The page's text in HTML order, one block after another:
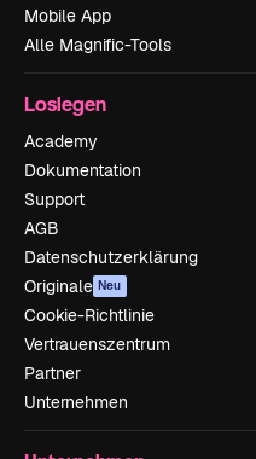
Mobile App
Alle Magnific-Tools
Loslegen
Academy
Dokumentation
Support
AGB
Datenschutzerklärung
Originale Neu
Cookie-Richtlinie
Vertrauenszentrum
Partner
Unternehmen